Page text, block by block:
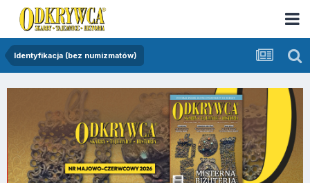
Identyfikacja (bez numizmatów)